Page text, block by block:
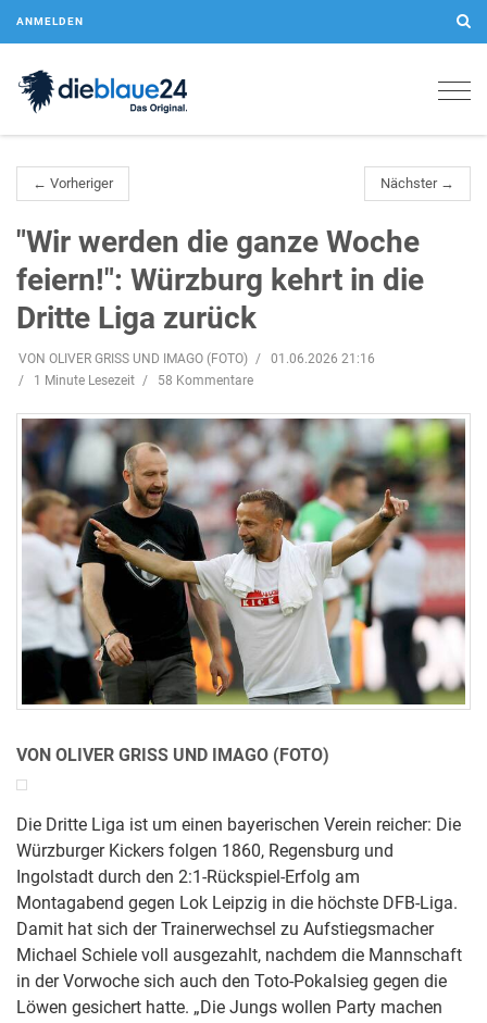
ANMELDEN
← Vorheriger Nächster →
"Wir werden die ganze Woche
feiern!": Würzburg kehrt in die
Dritte Liga zurück
VON OLIVER GRISS UND IMAGO (FOTO)
01.06.2026 21:16
1 Minute Lesezeit
58 Kommentare
VON OLIVER GRISS UND IMAGO (FOTO)
Die Dritte Liga ist um einen bayerischen Verein reicher: Die
Würzburger Kickers folgen 1860, Regensburg und
Ingolstadt durch den 2:1-Rückspiel-Erfolg am
Montagabend gegen Lok Leipzig in die höchste DFB-Liga.
Damit hat sich der Trainerwechsel zu Aufstiegsmacher
Michael Schiele voll ausgezahlt, nachdem die Mannschaft
in der Vorwoche sich auch den Toto-Pokalsieg gegen die
Löwen gesichert hatte. „Die Jungs wollen Party machen